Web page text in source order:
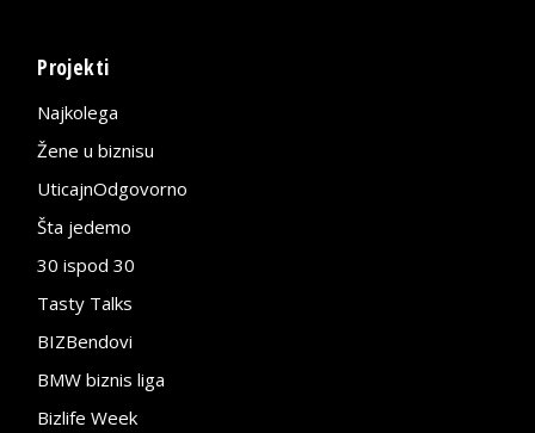
Projekti
Najkolega
Žene u biznisu
UticajnOdgovorno
Šta jedemo
30 ispod 30
Tasty Talks
BIZBendovi
BMW biznis liga
Bizlife Week